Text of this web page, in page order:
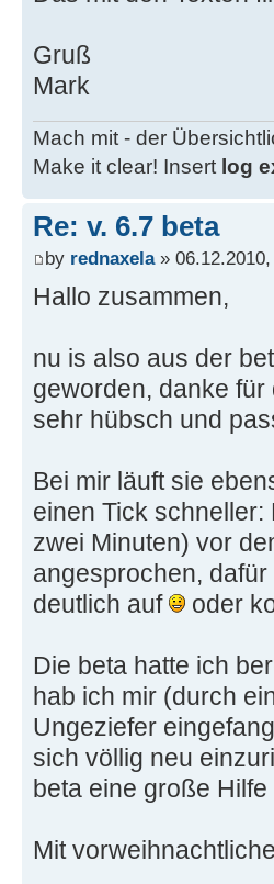
Gruß
Mark
Mach mit - der
Make it clear! Insert log
Re: v. 6.7 beta
by rednaxela» 06.12.2010,
Hallo zusammen,
nu is also aus der
geworden, danke
sehr hübsch und
Bei mir läuft sie
einen Tick
zwei Minuten) vor
angesprochen,
deutlich auf
oder
Die beta hatte ich
hab ich mir (durch
Ungeziefer
sich völlig neu
beta eine große Hilfe
Mit